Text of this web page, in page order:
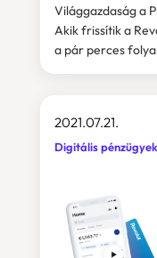
Világgazdaság a
Akik frissítik a
a pár perces
2021.07.21.
Digitális pénzügyek